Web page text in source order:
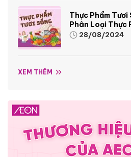
Thực Phẩm
Phân Loại Thực
28/08/2024
XEM THÊM